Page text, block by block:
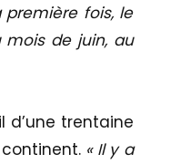
fois, le
mois de juin, au
d’une trentaine
continent. « Il y a